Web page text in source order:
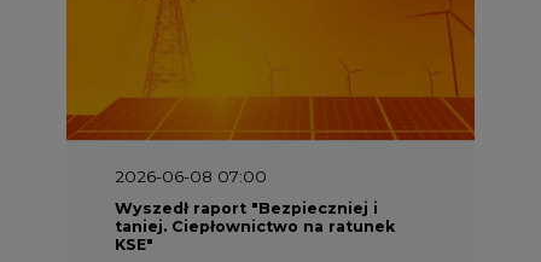
2026-06-08 07:00
Wyszedł raport "Bezpieczniej i
taniej. Ciepłownictwo na ratunek
KSE"